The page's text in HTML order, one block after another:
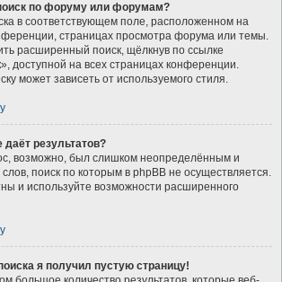
по форуму или форумам?
в соответствующем поле, расположенном на
страницах просмотра форума или темы.
расширенный поиск, щёлкнув по ссылке
доступной на всех страницах конференции.
может зависеть от используемого стиля.
результатов?
возможно, был слишком неопределённым и
поиск по которым в phpBB не осуществляется.
и используйте возможности расширенного
я получил пустую страницу!